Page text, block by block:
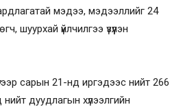
мэдээ, мэдээллийг 24
шуурхай үйлчилгээ үзүүлэн
сарын 21-нд иргэдээс нийт 266
дуудлагын хүлээлгийн